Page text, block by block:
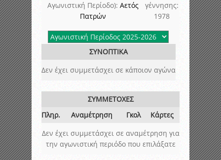
Αγωνιστική Περίοδο): Αετός
Πατρών
γέννησης:
1978
ΣΥΝΟΠΤΙΚΑ
Δεν έχει συμμετάσχει σε κάποιον αγώνα
ΣΥΜΜΕΤΟΧΕΣ
Πληρ.
Αναμέτρηση Γκολ
Κάρτες
Δεν έχει συμμετάσχει σε αναμέτρηση για
την αγωνιστική περιόδο που επιλάξατε